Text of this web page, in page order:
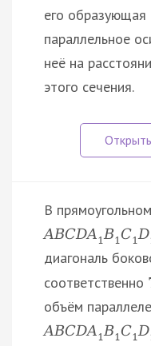
его образующая
параллельное
неё на
этого сечения.
В
ABCDA 1B1C1D
диагональ
соответственно
объём
ABCDA 1B1 C1D